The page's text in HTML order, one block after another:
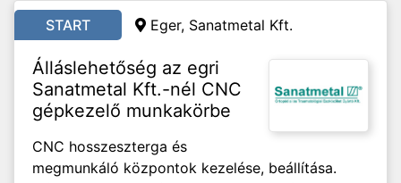
START Eger, Sanatmetal Kft.
Álláslehetőség az egri
Sanatmetal Kft.-nél CNC
gépkezelő munkakörbe
CNC hosszeszterga és
megmunkáló központok kezelése, beállítása.